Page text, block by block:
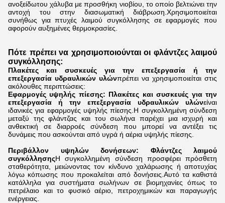
ανοξείδωτου χάλυβα με προσθήκη νιοβίου, το οποίο βελτιώνει την
αντοχή του στην διασωματική διάβρωση.Χρησιμοποιείται
συνήθως για πτυχές λαιμού συγκόλλησης σε εφαρμογές που
αφορούν αυξημένες θερμοκρασίες.
Πότε πρέπει να χρησιμοποιούνται οι φλάντζες λαιμού
συγκόλλησης:
Πλακέτες και συσκευές για την επεξεργασία ή την
επεξεργασία υδραυλικών υλώνπρέπει να χρησιμοποιείται στις
ακόλουθες περιπτώσεις:
Εφαρμογές υψηλής πίεσης: Πλακέτες και συσκευές για την
επεξεργασία ή την επεξεργασία υδραυλικών υλώνείναι
ιδανικές για εφαρμογές υψηλής πίεσης.Η συγκολλημένη σύνδεση
μεταξύ της φλάντζας και του σωλήνα παρέχει μια ισχυρή και
ανθεκτική σε διαρροές σύνδεση που μπορεί να αντέξει τις
δυνάμεις που ασκούνται από υγρά ή αέρια υψηλής πίεσης.
Περιβάλλον υψηλών δονήσεων: Φλάντζες λαιμού
συγκόλλησηςΗ συγκολλημένη σύνδεση προσφέρει πρόσθετη
σταθερότητα, μειώνοντας τον κίνδυνο χαλάρωσης ή αποτυχίας
λόγω κόπωσης που προκαλείται από δονήσεις.Αυτό τα καθιστά
κατάλληλα για συστήματα σωλήνων σε βιομηχανίες όπως το
πετρέλαιο και το φυσικό αέριο, πετροχημικών και παραγωγής
ενέργειας.